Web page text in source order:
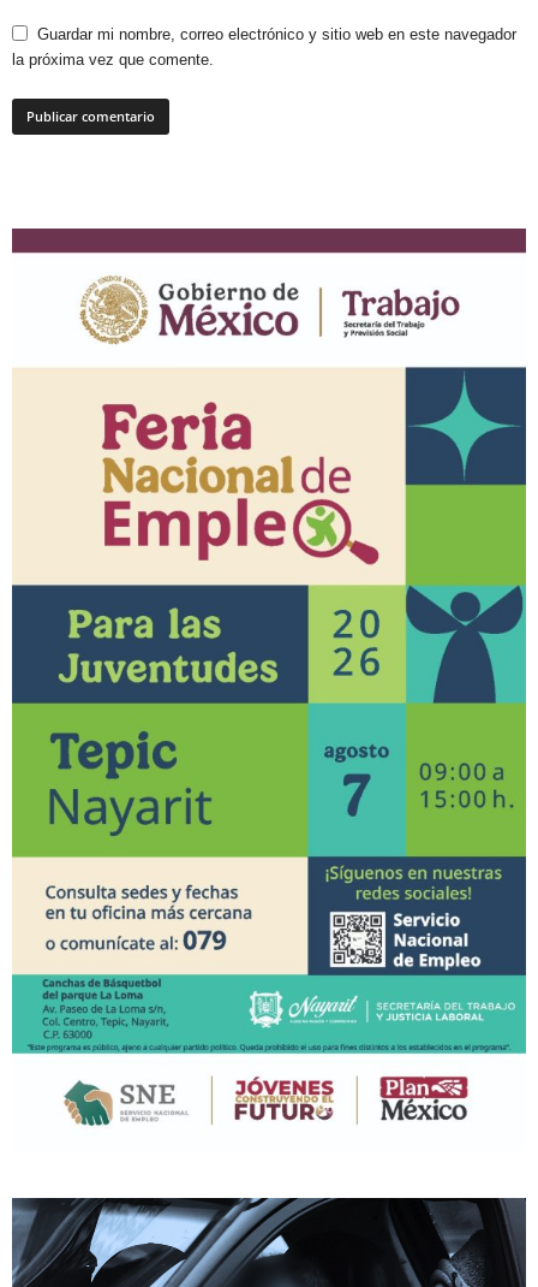
Guardar mi nombre, correo electrónico y sitio web en este navegador
la próxima vez que comente.